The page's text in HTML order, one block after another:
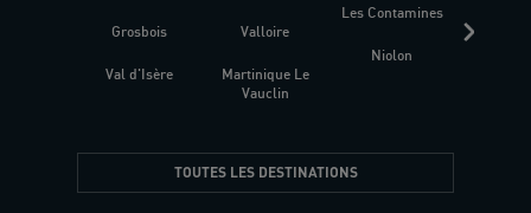
Grosbois
Val d'Isère
Valloire
Martinique Le
Vauclin
Les Contamines
Niolon
TOUTES LES DESTINATIONS